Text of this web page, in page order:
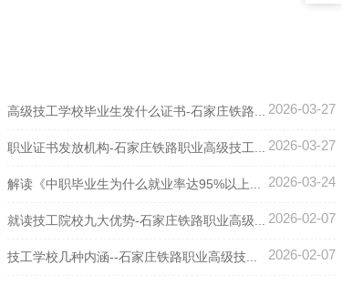
高级技工学校毕业生发什么证书-石家庄铁路... 2026-03-27
职业证书发放机构-石家庄铁路职业高级技工... 2026-03-27
解读《中职毕业生为什么就业率达95%以上... 2026-03-24
就读技工院校九大优势-石家庄铁路职业高级... 2026-02-07
技工学校几种内涵--石家庄铁路职业高级技... 2026-02-07